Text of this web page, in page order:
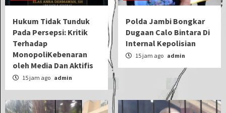
Hukum Tidak Tunduk
Pada Persepsi: Kritik
Terhadap
MonopoliKebenaran
oleh Media Dan Aktifis
15 jam ago admin
Polda Jambi Bongkar
Dugaan Calo Bintara Di
Internal Kepolisian
15 jam ago admin